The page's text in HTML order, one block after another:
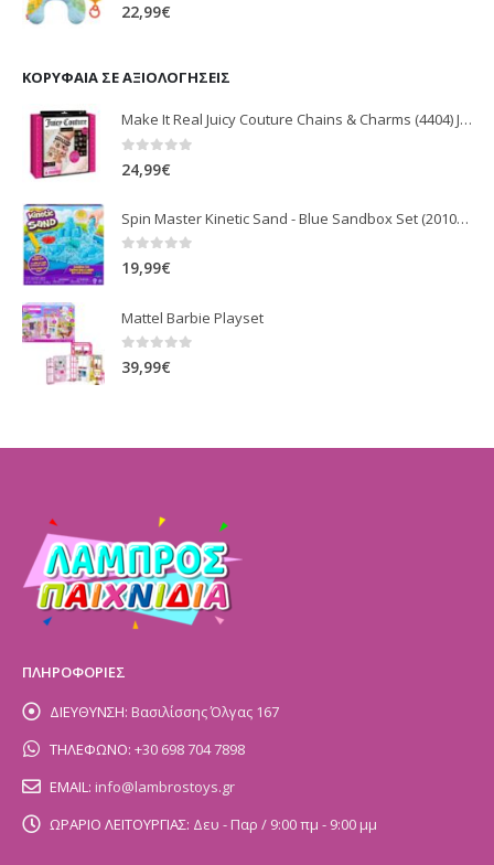
22,99€
ΚΟΡΥΦΑΊΑ ΣΕ ΑΞΙΟΛΟΓΉΣΕΙΣ
Make It Real Juicy Couture Chains & Charms (4404) Just Toys
24,99€
Spin Master Kinetic Sand - Blue Sandbox Set (20106636)
0 out of 5
19,99€
Mattel Barbie Playset
0 out of 5
39,99€
ΠΛΗΡΟΦΟΡΙΕΣ
ΔΙΕΥΘΥΝΣΗ: Βασιλίσσης Όλγας 167
ΤΗΛΕΦΩΝΟ: +30 698 704 7898
EMAIL: info@lambrostoys.gr
ΩΡΑΡΙΟ ΛΕΙΤΟΥΡΓΙΑΣ: Δευ - Παρ / 9:00 πμ - 9:00 μμ